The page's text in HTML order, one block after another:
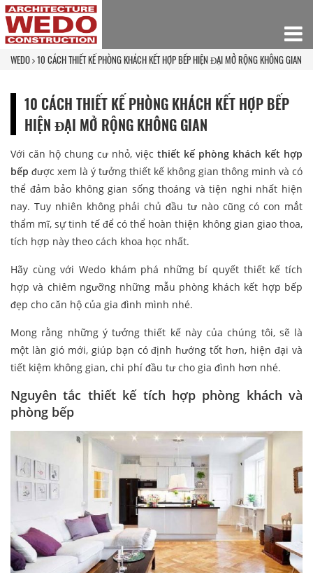
WEDO 10 CÁCH THIẾT KẾ PHÒNG KHÁCH KẾT HỢP BẾP HIỆN ĐẠI MỞ RỘNG KHÔNG GIAN
10 CÁCH THIẾT KẾ PHÒNG KHÁCH KẾT HỢP BẾP
HIỆN ĐẠI MỞ RỘNG KHÔNG GIAN
Với căn hộ chung cư nhỏ, việc thiết kế phòng khách kết hợp
bếp được xem là ý tưởng thiết kế không gian thông minh và có
thể đảm bảo không gian sống thoáng và tiện nghi nhất hiện
nay. Tuy nhiên không phải chủ đầu tư nào cũng có con mắt
thẩm mĩ, sự tinh tế để có thể hoàn thiện không gian giao thoa,
tích hợp này theo cách khoa học nhất.
Hãy cùng với Wedo khám phá những bí quyết thiết kế tích
hợp và chiêm ngưỡng những mẫu phòng khách kết hợp bếp
đẹp cho căn hộ của gia đình mình nhé.
Mong rằng những ý tưởng thiết kế này của chúng tôi, sẽ là
một làn gió mới, giúp bạn có định hướng tốt hơn, hiện đại và
tiết kiệm không gian, chi phí đầu tư cho gia đình hơn nhé.
Nguyên tắc thiết kế tích hợp phòng khách và
phòng bếp